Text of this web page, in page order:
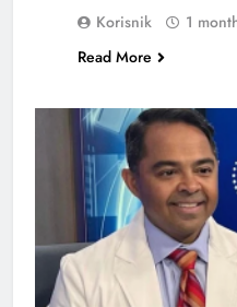
Korisnik 1
Read More